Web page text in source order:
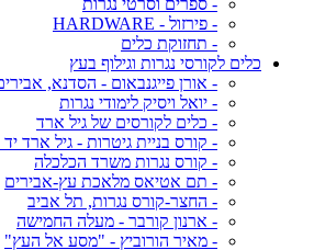
- ספרים וסרטי נגרות
- פירזול - HARDWARE
- תחזוקת כלים
כלים לקורסי נגרות וגילוף בעץ
- אורן פייגנבאום - הסדנא,
- יואל ויסיק לימודי נגרות
- כלים לקורסים של גיל ארד
- קורס בניית גיטרות - גיל ארד
- קורס נגרות משרד הכלכלה
- תם אטיאס מלאכת עץ-אבירים
- החצר-קורס נגרות, תל אביב
- ארנון קורבר - מעלה החמישה
- מאיר הורוביץ - "מסע אל העץ"